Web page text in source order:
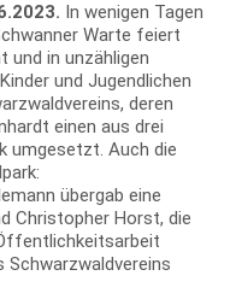
In wenigen Tagen
Warte feiert
und in unzähligen
und Jugendlichen
deren
einen aus drei
umgesetzt. Auch die
übergab eine
Christopher Horst, die
Schwarzwaldvereins